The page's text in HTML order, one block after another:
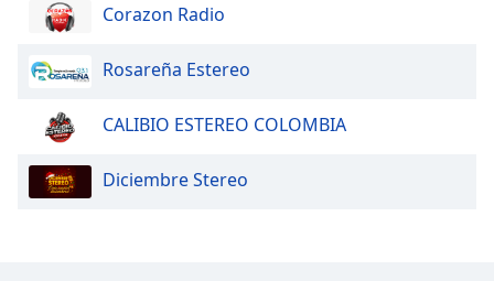
Corazon Radio
Rosareña Estereo
CALIBIO ESTEREO COLOMBIA
Diciembre Stereo